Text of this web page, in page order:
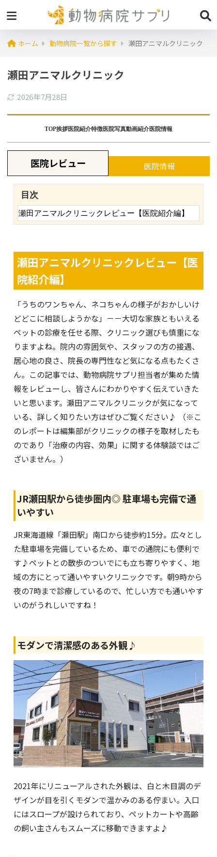
ホーム 動物病院一覧から探す 瀬田アニマルクリニック
瀬田アニマルクリニック
2026年7月28日
TOP挨拶医院紹介特徴医院写真動画紹介医院情報
医院レビュー 医院情報
目次
瀬田アニマルクリニックレビュー【医院紹介編】
瀬田アニマルクリニックレビュー【医
院紹介編】
「うちのワンちゃん、ネコちゃんの様子がおかしいけ
どどこに相談しようかな」－－大切な家族ともいえる
ペットの診療を任せる際、クリニック選びも慎重にな
りますよね。院内の雰囲気や、スタッフの方の接遇、
居心地の良さ、院長の専門性など気になる点もたくさ
ん。この記事では、動物病院サプリ担当者が集めた情
報をレビューし、皆さんにわかりやすく伝えていきた
いと思います。瀬田アニマルクリニックが気になって
いる、詳しく知りたい方はぜひご覧ください♪ （※こ
のレポートは編集部がクリニックの様子を取材したも
のであり「治療の内容、効果」に関する体験談ではご
ざいません。）
JR瀬田駅から徒歩圏内◎ 駐車場も完備で通
いやすい
JR東海道線「瀬田駅」南口から徒歩約15分。広々とし
た駐車場を完備しているため、車での通院にも便利で
す♪ペットとの散歩のついでにも立ち寄りやすく、地
域の方にとって通いやすいクリニックです。朝9時から
夜の7時まで診療しているので、忙しい方でも通いやす
いのがうれしいですね！
モダンで清潔感のある外観♪
2021年にリニューアルされた外観は、白と木目調のデ
ザインが目を引くモダンで温かみのある佇まい。入口
にはスロープが設けられており、ペットカートや高齢
の飼い主さんもスムーズに移動できますよ♪